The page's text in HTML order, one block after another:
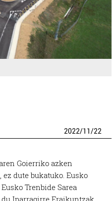
2022/11/22
Goierriko azken
dute bukatuko. Eusko
Trenbide Sarea
Iparragirre Eraikuntzak